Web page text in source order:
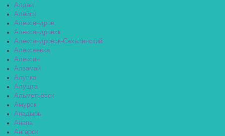
Алдан
Алейск
Александров
Александровск
Александровск-Сахалинский
Алексеевка
Алексин
Алзамай
Алупка
Алушта
Альметьевск
Амурск
Анадырь
Анапа
Ангарск